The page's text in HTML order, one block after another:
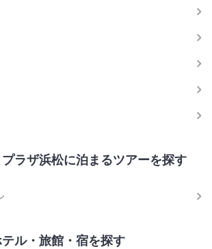
ラザ浜松に泊まるツアーを探す
ル・旅館・宿を探す